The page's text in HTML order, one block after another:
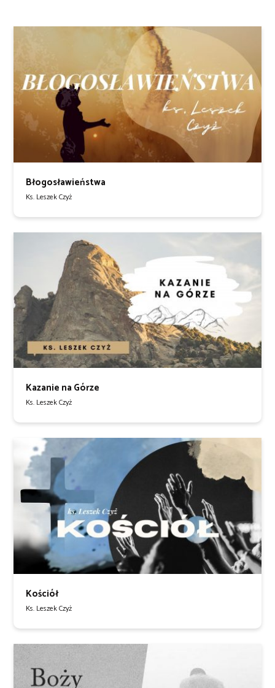
Błogosławieństwa
Ks. Leszek Czyż
Kazanie na Górze
Ks. Leszek Czyż
Kościół
Ks. Leszek Czyż